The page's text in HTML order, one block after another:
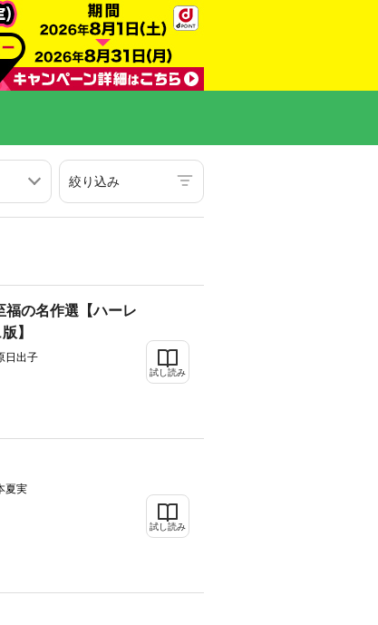
絞り込み
福の名作選【ハーレ
】
日出子
試し読み
夏実
試し読み